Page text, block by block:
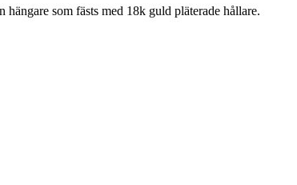
som fästs med 18k guld pläterade hållare.